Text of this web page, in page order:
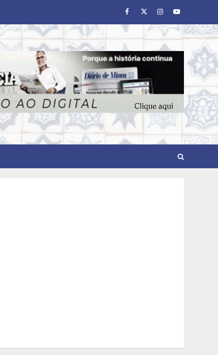
Facebook
TwitterInstagram
Youtube
Redentor se iluminou na